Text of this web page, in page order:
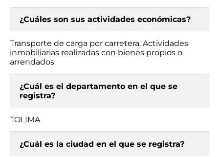
¿Cuáles son sus actividades económicas?
Transporte de carga por carretera, Actividades
inmobiliarias realizadas con bienes propios o
arrendados
¿Cuál es el departamento en el que se
registra?
TOLIMA
¿Cuál es la ciudad en el que se registra?